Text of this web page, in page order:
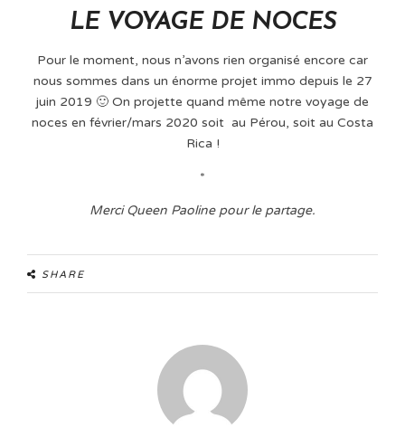
LE VOYAGE DE NOCES
Pour le moment, nous n’avons rien organisé encore car
nous sommes dans un énorme projet immo depuis le 27
juin 2019 🙂 On projette quand même notre voyage de
noces en février/mars 2020 soit au Pérou, soit au Costa
Rica !
*
Merci Queen Paoline pour le partage.
SHARE